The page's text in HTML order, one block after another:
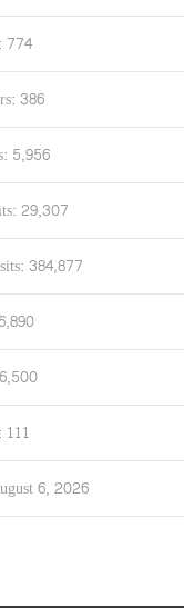
774
386
5,956
29,307
384,877
111
6, 2026